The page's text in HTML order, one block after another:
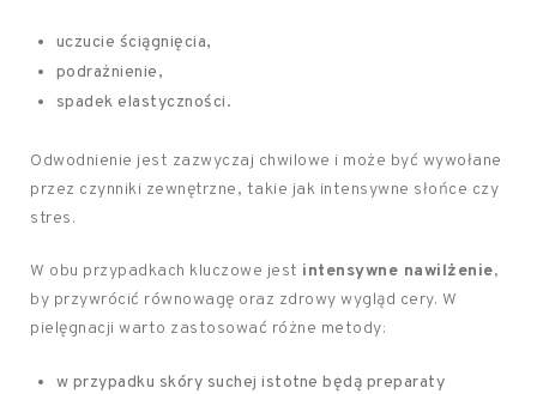
uczucie ściągnięcia,
podrażnienie,
spadek elastyczności.
Odwodnienie jest zazwyczaj chwilowe i może być wywołane
przez czynniki zewnętrzne, takie jak intensywne słońce czy
stres.
W obu przypadkach kluczowe jest intensywne nawilżenie,
by przywrócić równowagę oraz zdrowy wygląd cery. W
pielęgnacji warto zastosować różne metody:
w przypadku skóry suchej istotne będą preparaty